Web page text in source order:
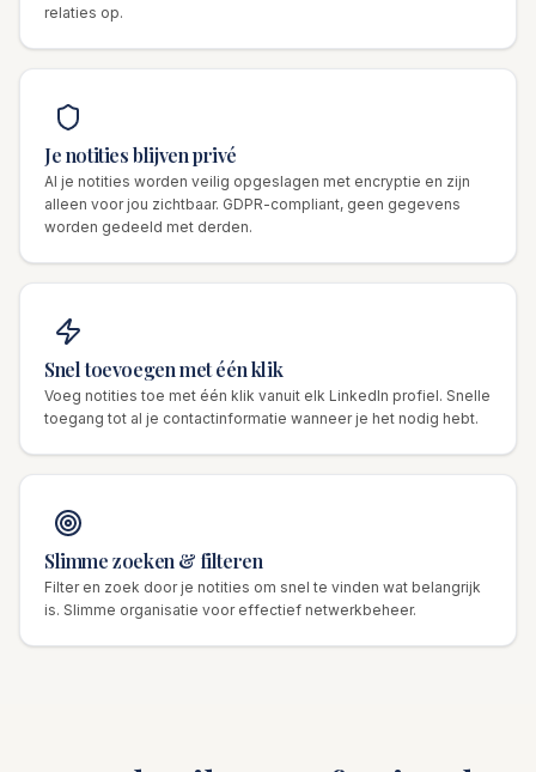
relaties op.
Je notities blijven privé
Al je notities worden veilig opgeslagen met encryptie en zijn
alleen voor jou zichtbaar. GDPR-compliant, geen gegevens
worden gedeeld met derden.
Snel toevoegen met één klik
Voeg notities toe met één klik vanuit elk LinkedIn profiel. Snelle
toegang tot al je contactinformatie wanneer je het nodig hebt.
Slimme zoeken & filteren
Filter en zoek door je notities om snel te vinden wat belangrijk
is. Slimme organisatie voor effectief netwerkbeheer.